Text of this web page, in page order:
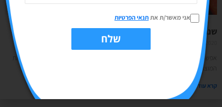
שנה טובה ומתוקה (ומתנה להורדה בחינם)
08/09/2020
אפשר לדבר על ראש השנה? יש לנו עוד כמה ימים לסגור ולתקתק עבודה, להכין את
המוצרים שלנו, לשלוח בדואר וגם שנות טובות ללקוחות ולספקים. ותכלס
קרא עוד »
אני מאשר/ת אתתנאי הפרטיות
שלח